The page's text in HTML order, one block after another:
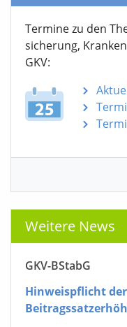
Termine zu den
sicherung,
GKV:
Weitere News
GKV-BStabG
Hinweispflicht